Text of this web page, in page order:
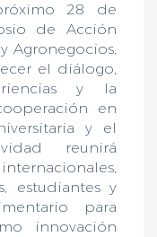
28 de
de Acción
Agronegocios,
el diálogo,
y la
en
y el
reunirá
estudiantes y
para
innovación